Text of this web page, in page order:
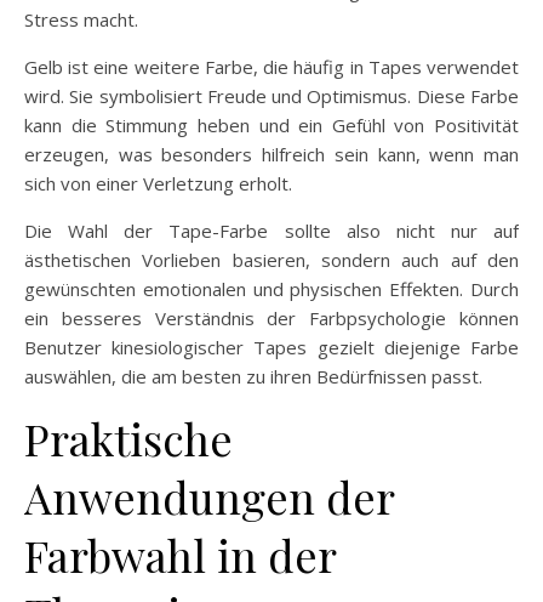
Stress macht.
Gelb ist eine weitere Farbe, die häufig in Tapes verwendet
wird. Sie symbolisiert Freude und Optimismus. Diese Farbe
kann die Stimmung heben und ein Gefühl von Positivität
erzeugen, was besonders hilfreich sein kann, wenn man
sich von einer Verletzung erholt.
Die Wahl der Tape-Farbe sollte also nicht nur auf
ästhetischen Vorlieben basieren, sondern auch auf den
gewünschten emotionalen und physischen Effekten. Durch
ein besseres Verständnis der Farbpsychologie können
Benutzer kinesiologischer Tapes gezielt diejenige Farbe
auswählen, die am besten zu ihren Bedürfnissen passt.
Praktische
Anwendungen der
Farbwahl in der